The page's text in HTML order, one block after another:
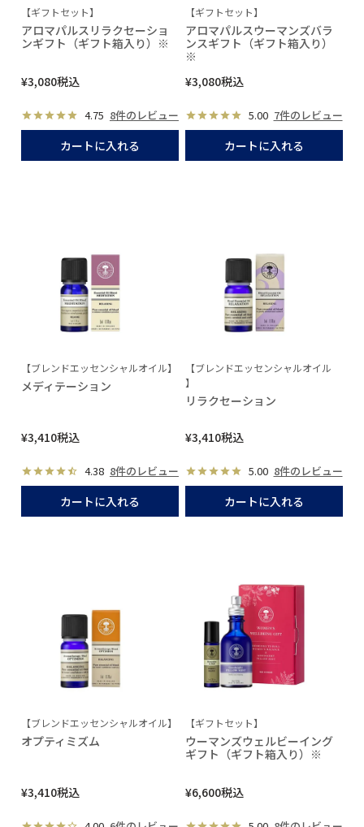
【ギフトセット】
アロマパルスリラクセーショ
ンギフト（ギフト箱入り）※
¥3,080税込
4.75 8件のレビュー
カートに入れる
【ギフトセット】
アロマパルスウーマンズバラ
ンスギフト（ギフト箱入り）
※
¥3,080税込
5.00 7件のレビュー
カートに入れる
【ブレンドエッセンシャルオイル】
メディテーション
¥3,410税込
4.38 8件のレビュー
カートに入れる
【ブレンドエッセンシャルオイル
】
リラクセーション
¥3,410税込
5.00 8件のレビュー
カートに入れる
【ブレンドエッセンシャルオイル】
オプティミズム
¥3,410税込
【ギフトセット】
ウーマンズウェルビーイング
ギフト（ギフト箱入り）※
¥6,600税込